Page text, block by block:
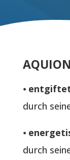
⦁
durch
⦁
durch